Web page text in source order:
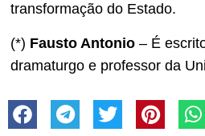
transformação do Estado.
(*) Fausto Antonio – É
dramaturgo e professor da